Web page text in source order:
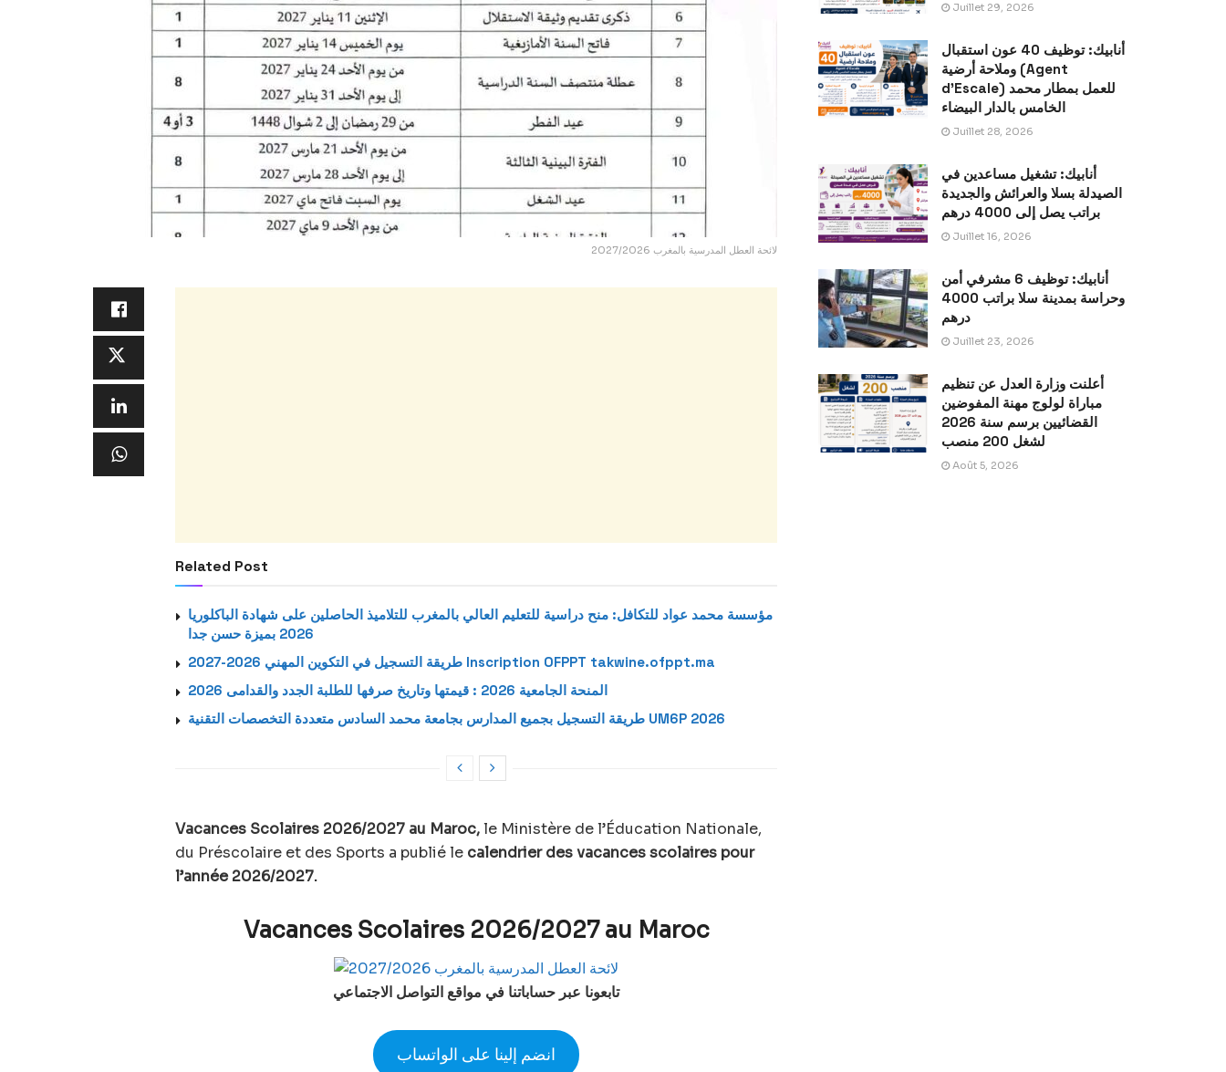
لائحة العطل المدرسية بالمغرب 2027/2026
Related Post
مؤسسة محمد عواد للتكافل: منح دراسية للتعليم العالي بالمغرب للتلاميذ الحاصلين على شهادة الباكلوريا
2026 بميزة حسن جدا
طريقة التسجيل في التكوين المهني 2026-2027 Inscription OFPPT takwine.ofppt.ma
المنحة الجامعية 2026 : قيمتها وتاريخ صرفها للطلبة الجدد والقدامى 2026
طريقة التسجيل بجميع المدارس بجامعة محمد السادس متعددة التخصصات التقنية UM6P 2026
Vacances Scolaires 2026/2027 au Maroc,le Ministère de l’Éducation Nationale,
du Préscolaire et des Sports a publié le calendrier des vacances scolaires pour
l’année 2026/2027.
Vacances Scolaires 2026/2027 au Maroc
تابعونا عبر حساباتنا في مواقع التواصل الاجتماعي
انضم إلينا على الواتساب
Juillet 29, 2026
أنابيك: توظيف 40 عون استقبال
وملاحة أرضية (Agent
d’Escale) للعمل بمطار محمد
الخامس بالدار البيضاء
Juillet 28, 2026
أنابيك: تشغيل مساعدين في
الصيدلة بسلا والعرائش والجديدة
براتب يصل إلى 4000 درهم
Juillet 16, 2026
أنابيك: توظيف 6 مشرفي أمن
وحراسة بمدينة سلا براتب 4000
درهم
Juillet 23, 2026
أعلنت وزارة العدل عن تنظيم
مباراة لولوج مهنة المفوضين
القضائيين برسم سنة 2026
لشغل 200 منصب
Août 5, 2026